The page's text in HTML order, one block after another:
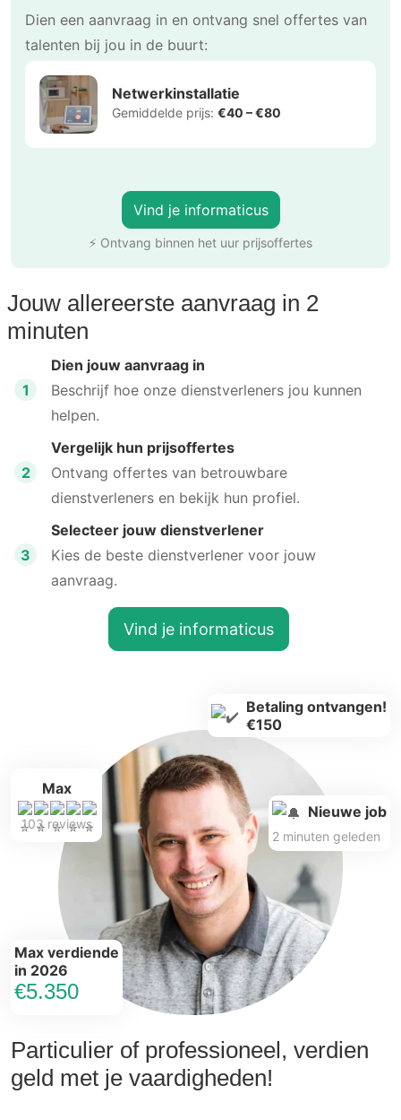
Dien een aanvraag in en ontvang snel offertes van
talenten bij jou in de buurt:
Netwerkinstallatie
Gemiddelde prijs: €40 – €80
Vind je informaticus
⚡ Ontvang binnen het uur prijsoffertes
Jouw allereerste aanvraag in 2
minuten
1
Dien jouw aanvraag in
Beschrijf hoe onze dienstverleners jou kunnen
helpen.
2
Vergelijk hun prijsoffertes
Ontvang offertes van betrouwbare
dienstverleners en bekijk hun profiel.
3
Selecteer jouw dienstverlener
Kies de beste dienstverlener voor jouw
aanvraag.
Vind je informaticus
Particulier of professioneel, verdien
geld met je vaardigheden!
Max
103 reviews
Max verdiende
in 2026
€5.350
Betaling ontvangen!
€150
Nieuwe job
2 minuten geleden